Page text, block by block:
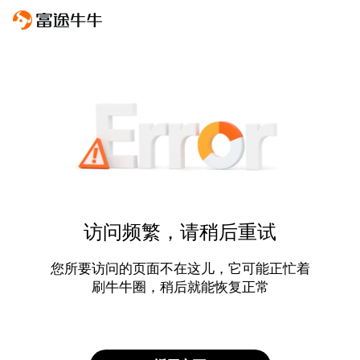
访问频繁，请稍后重试
您所要访问的页面不在这儿，它可能正忙着
刷牛牛圈，稍后就能恢复正常